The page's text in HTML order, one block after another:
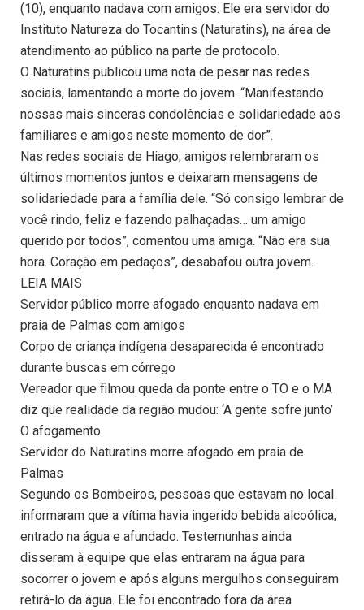
(10), enquanto nadava com amigos. Ele era servidor do
Instituto Natureza do Tocantins (Naturatins), na área de
atendimento ao público na parte de protocolo.
O Naturatins publicou uma nota de pesar nas redes
sociais, lamentando a morte do jovem. “Manifestando
nossas mais sinceras condolências e solidariedade aos
familiares e amigos neste momento de dor”.
Nas redes sociais de Hiago, amigos relembraram os
últimos momentos juntos e deixaram mensagens de
solidariedade para a família dele. “Só consigo lembrar de
você rindo, feliz e fazendo palhaçadas… um amigo
querido por todos”, comentou uma amiga. “Não era sua
hora. Coração em pedaços”, desabafou outra jovem.
LEIA MAIS
Servidor público morre afogado enquanto nadava em
praia de Palmas com amigos
Corpo de criança indígena desaparecida é encontrado
durante buscas em córrego
Vereador que filmou queda da ponte entre o TO e o MA
diz que realidade da região mudou: ‘A gente sofre junto’
O afogamento
Servidor do Naturatins morre afogado em praia de
Palmas
Segundo os Bombeiros, pessoas que estavam no local
informaram que a vítima havia ingerido bebida alcoólica,
entrado na água e afundado. Testemunhas ainda
disseram à equipe que elas entraram na água para
socorrer o jovem e após alguns mergulhos conseguiram
retirá-lo da água. Ele foi encontrado fora da área